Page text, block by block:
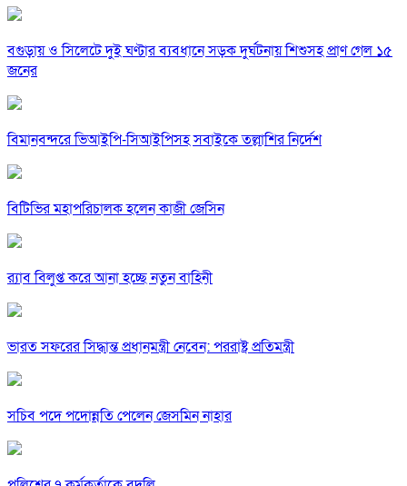
বগুড়ায় ও সিলেটে দুই ঘণ্টার ব্যবধানে সড়ক দুর্ঘটনায় শিশুসহ প্রাণ গেল ১৫
জনের
বিমানবন্দরে ভিআইপি-সিআইপিসহ সবাইকে তল্লাশির নির্দেশ
বিটিভির মহাপরিচালক হলেন কাজী জেসিন
র‍্যাব বিলুপ্ত করে আনা হচ্ছে নতুন বাহিনী
ভারত সফরের সিদ্ধান্ত প্রধানমন্ত্রী নেবেন: পররাষ্ট্র প্রতিমন্ত্রী
সচিব পদে পদোন্নতি পেলেন জেসমিন নাহার